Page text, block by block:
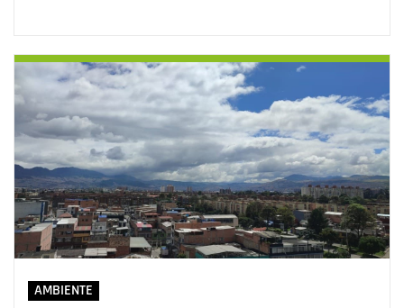
AMBIENTE